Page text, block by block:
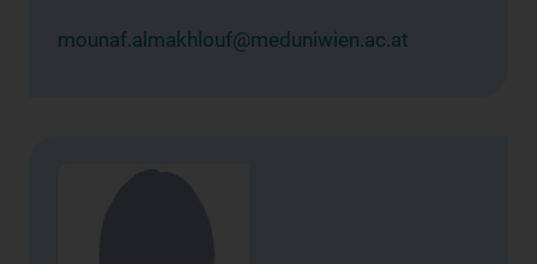
mounaf.almakhlouf@meduniwien.ac.at